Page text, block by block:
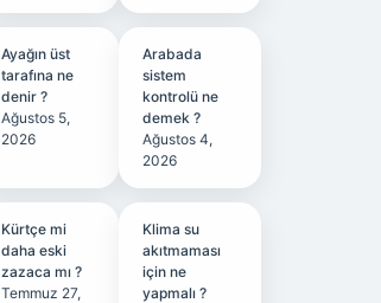
Ayağın üst
tarafına ne
denir ?
Ağustos 5,
2026
Arabada
sistem
kontrolü ne
demek ?
Ağustos 4,
2026
Kürtçe mi
daha eski
zazaca mı ?
Temmuz 27,
Klima su
akıtmaması
için ne
yapmalı ?